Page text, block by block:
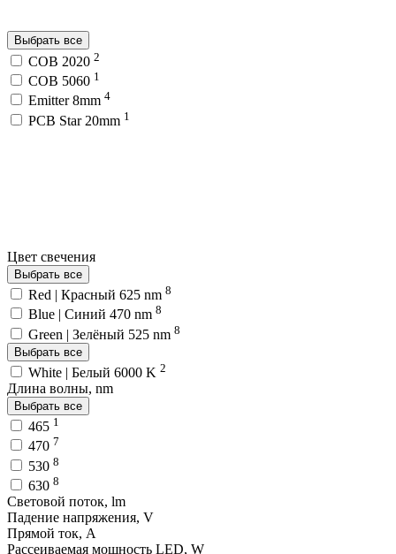
Выбрать все
COB 2020 2
COB 5060 1
Emitter 8mm 4
PCB Star 20mm 1
Цвет свечения
Выбрать все
Red | Красный 625 nm 8
Blue | Синий 470 nm 8
Green | Зелёный 525 nm 8
Выбрать все
White | Белый 6000 K 2
Длина волны, nm
Выбрать все
465 1
470 7
530 8
630 8
Световой поток, lm
Падение напряжения, V
Прямой ток, A
Рассеиваемая мощность LED, W